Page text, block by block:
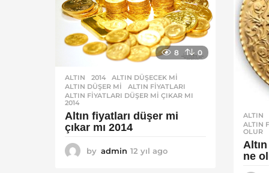
8 0
ALTIN 2014 ,ALTIN DÜŞECEK MI
ALTIN DÜŞER MI
,ALTIN FIYATLARI
ALTIN FIYATLARI DÜŞER MI ÇIKAR MI
2014
Altın fiyatları düşer mi
çıkar mı 2014
by admin 12 yıl ago
ALTIN
ALTIN
OLUR
ne